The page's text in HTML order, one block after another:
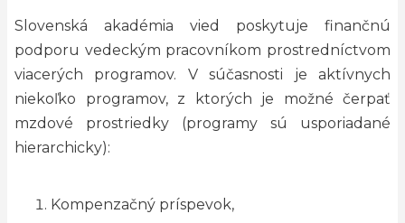
Slovenská akadémia vied poskytuje finančnú
podporu vedeckým pracovníkom prostredníctvom
viacerých programov. V súčasnosti je aktívnych
niekoľko programov, z ktorých je možné čerpať
mzdové prostriedky (programy sú usporiadané
hierarchicky):
Kompenzačný príspevok,